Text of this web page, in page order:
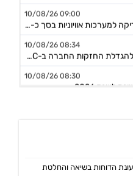
קבלת הזמנות לפיתוח וייצור ציוד בדיקה למערכות אוויוניות בסך כ-7.8 מיליון ש"ח
מצגת משקיעים - מהלך אסטרטגי להגדלת החזקות החברה ב-Doral LLC
2026
הדוחות בשיאה והחלטת